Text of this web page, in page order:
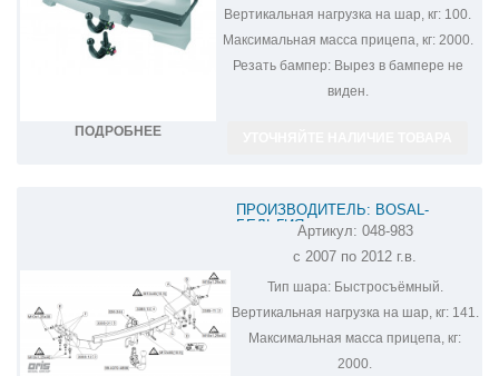
ПОДРОБНЕЕ
Вертикальная нагрузка на шар, кг: 100.
Максимальная масса прицепа, кг:2000.
Резать бампер:Вырез в бампере не
виден.
ПРОИЗВОДИТЕЛЬ: BOSAL-
БЕЛЬГИЯ
ФАРКОП НА MITSUBISHI
Артикул: 048-983
с 2007 по 2012 г.в.
Тип шара:Быстросъёмный.
Вертикальная нагрузка на шар, кг:141.
Максимальная масса прицепа, кг:
2000.